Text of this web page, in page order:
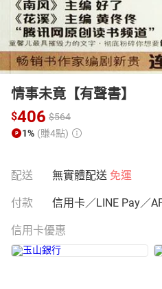
情事未竟【有聲書】
$406 $564
1% (賺4點)
配送 無實體配送 免運
付款 信用卡／LINE Pay／
信用卡優惠